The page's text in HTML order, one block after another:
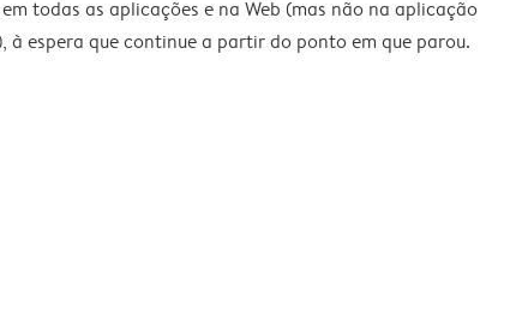
todas as aplicações e na Web (mas não na aplicação
à espera que continue a partir do ponto em que parou.